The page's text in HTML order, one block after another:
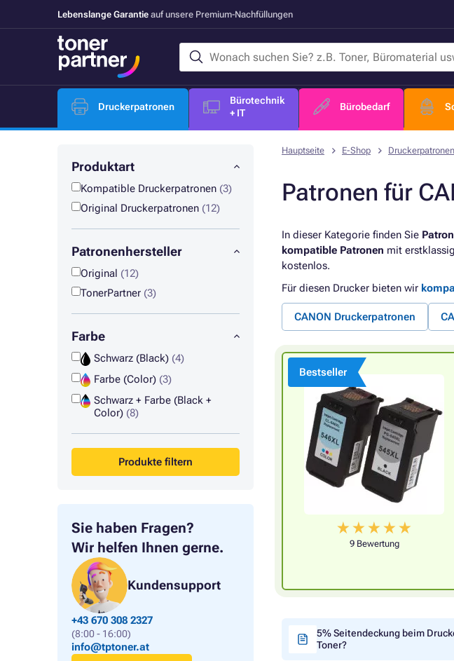
Lebenslange Garantie auf unsere Premium-Nachfüllungen
Druckerpatronen
Bürotechnik
+ IT
Bürobedarf
Produktart
Kompatible Druckerpatronen (3)
Original Druckerpatronen (12)
Patronenhersteller
Original (12)
TonerPartner (3)
Farbe
Schwarz (Black) (4)
Farbe (Color) (3)
Schwarz + Farbe (Black +
Color) (8)
Produkte filtern
Sie haben Fragen?
Wir helfen Ihnen gerne.
Kundensupport
+43 670 308 2327
(8:00 - 16:00)
info@tptoner.at
Hauptseite E-Shop Druckerpatronen
Patronen für
In dieser Kategorie finden Sie
kompatible Patronen mit
kostenlos.
Für diesen Drucker bieten wir
CANON Druckerpatronen
Bestseller
9 Bewertung
5% Seitendeckung beim
Toner?